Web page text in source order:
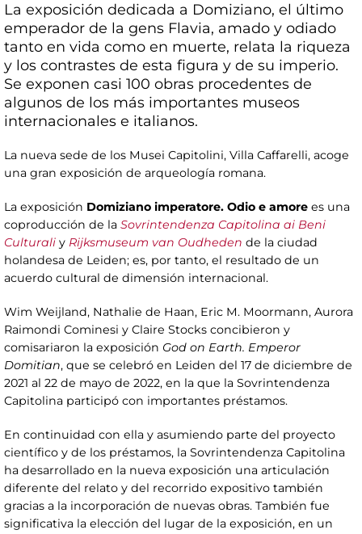
La exposición dedicada a Domiziano, el último
emperador de la gens Flavia, amado y odiado
tanto en vida como en muerte, relata la riqueza
y los contrastes de esta figura y de su imperio.
Se exponen casi 100 obras procedentes de
algunos de los más importantes museos
internacionales e italianos.
La nueva sede de los Musei Capitolini, Villa Caffarelli, acoge
una gran exposición de arqueología romana.
La exposición Domiziano imperatore. Odio e amore es una
coproducción de la Sovrintendenza Capitolina ai Beni
Culturali y Rijksmuseum van Oudheden de la ciudad
holandesa de Leiden; es, por tanto, el resultado de un
acuerdo cultural de dimensión internacional.
Wim Weijland, Nathalie de Haan, Eric M. Moormann, Aurora
Raimondi Cominesi y Claire Stocks concibieron y
comisariaron la exposición God on Earth. Emperor
Domitian, que se celebró en Leiden del 17 de diciembre de
2021 al 22 de mayo de 2022, en la que la Sovrintendenza
Capitolina participó con importantes préstamos.
En continuidad con ella y asumiendo parte del proyecto
científico y de los préstamos, la Sovrintendenza Capitolina
ha desarrollado en la nueva exposición una articulación
diferente del relato y del recorrido expositivo también
gracias a la incorporación de nuevas obras. También fue
significativa la elección del lugar de la exposición, en un